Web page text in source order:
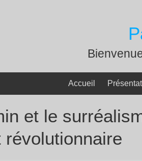
Accueil
et le
révolutionnaire